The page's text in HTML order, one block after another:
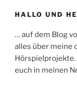
HALLO UND
… auf dem Blog
alles über meine
euch in meinen